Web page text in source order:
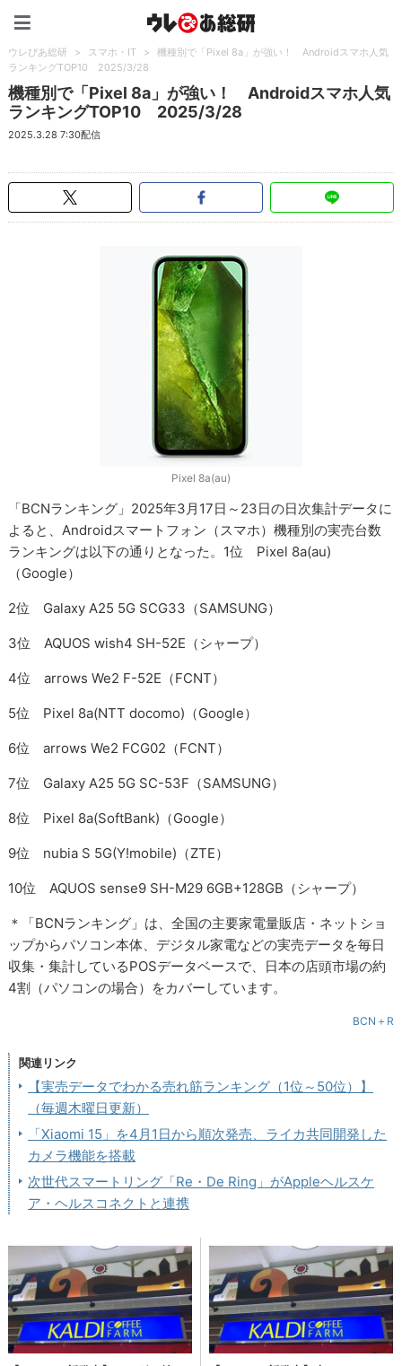
ウレぴあ総研 > スマホ・IT >
機種別で「Pixel 8a」が強い！ Androidスマホ人気
ランキングTOP10 2025/3/28
機種別で「Pixel 8a」が強い！ Androidスマホ人気
ランキングTOP10 2025/3/28
2025.3.28 7:30配信
Pixel 8a(au)
「BCNランキング」2025年3月17日～23日の日次集計データに
よると、Androidスマートフォン（スマホ）機種別の実売台数
ランキングは以下の通りとなった。1位 Pixel 8a(au)
（Google）
2位 Galaxy A25 5G SCG33（SAMSUNG）
3位 AQUOS wish4 SH-52E（シャープ）
4位 arrows We2 F-52E（FCNT）
5位 Pixel 8a(NTT docomo)（Google）
6位 arrows We2 FCG02（FCNT）
7位 Galaxy A25 5G SC-53F（SAMSUNG）
8位 Pixel 8a(SoftBank)（Google）
9位 nubia S 5G(Y!mobile)（ZTE）
10位 AQUOS sense9 SH-M29 6GB+128GB（シャープ）
＊「BCNランキング」は、全国の主要家電量販店・ネットショ
ップからパソコン本体、デジタル家電などの実売データを毎日
収集・集計しているPOSデータベースで、日本の店頭市場の約
4割（パソコンの場合）をカバーしています。
BCN＋R
関連リンク
【実売データでわかる売れ筋ランキング（1位～50位）】
（毎週木曜日更新）
「Xiaomi 15」を4月1日から順次発売、ライカ共同開発した
カメラ機能を搭載
次世代スマートリング「Re・De Ring」がAppleヘルスケ
ア・ヘルスコネクトと連携